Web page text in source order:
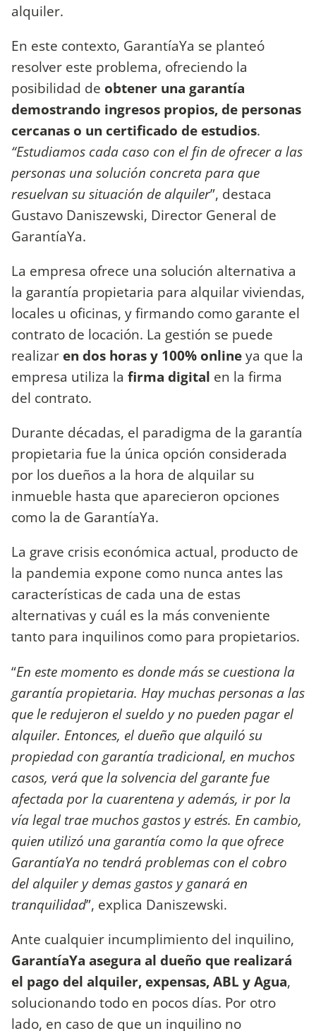
alquiler.
En este contexto, GarantíaYa se planteó
resolver este problema, ofreciendo la
posibilidad de obtener una garantía
demostrando ingresos propios, de personas
cercanas o un certificado de estudios.
“Estudiamos cada caso con el fin de ofrecer a las
personas una solución concreta para que
resuelvan su situación de alquiler”, destaca
Gustavo Daniszewski, Director General de
GarantíaYa.
La empresa ofrece una solución alternativa a
la garantía propietaria para alquilar viviendas,
locales u oficinas, y firmando como garante el
contrato de locación. La gestión se puede
realizar en dos horas y 100% onlineya que la
empresa utiliza la firma digital en la firma
del contrato.
Durante décadas, el paradigma de la garantía
propietaria fue la única opción considerada
por los dueños a la hora de alquilar su
inmueble hasta que aparecieron opciones
como la de GarantíaYa.
La grave crisis económica actual, producto de
la pandemia expone como nunca antes las
características de cada una de estas
alternativas y cuál es la más conveniente
tanto para inquilinos como para propietarios.
“En este momento es donde más se cuestiona la
garantía propietaria. Hay muchas personas a las
que le redujeron el sueldo y no pueden pagar el
alquiler. Entonces, el dueño que alquiló su
propiedad con garantía tradicional, en muchos
casos, verá que la solvencia del garante fue
afectada por la cuarentena y además, ir por la
vía legal trae muchos gastos y estrés. En cambio,
quien utilizó una garantía como la que ofrece
GarantíaYa no tendrá problemas con el cobro
del alquiler y demas gastos y ganará en
tranquilidad”, explica Daniszewski.
Ante cualquier incumplimiento del inquilino,
GarantíaYa asegura al dueño que realizará
el pago del alquiler, expensas, ABL y Agua,
solucionando todo en pocos días. Por otro
lado, en caso de que un inquilino no